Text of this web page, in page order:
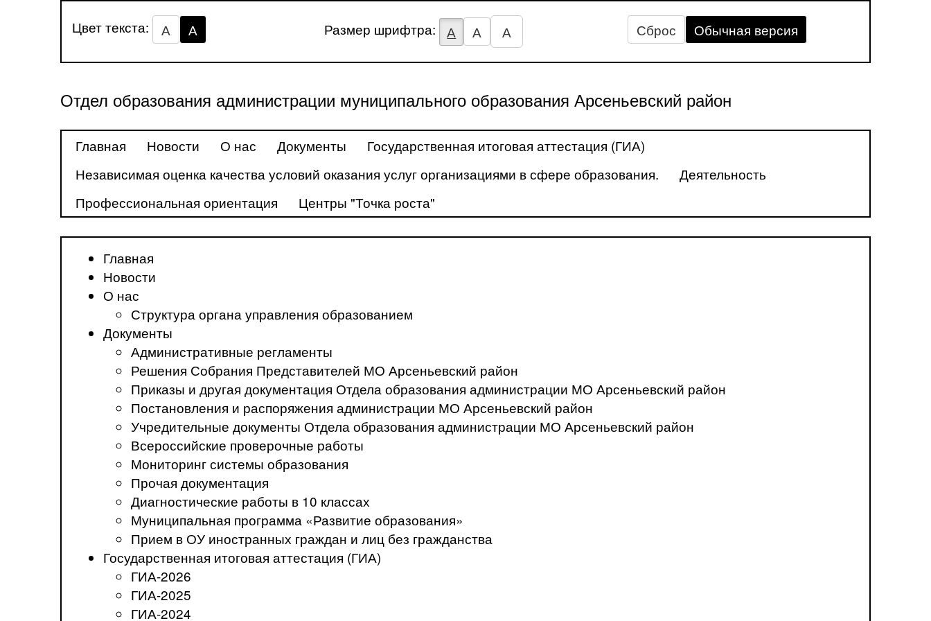
Цвет текста: А А Размер шрифтра: А А А Сброс Обычная версия
Отдел образования администрации муниципального образования Арсеньевский район
Главная Новости О нас Документы
Государственная итоговая аттестация (ГИА)
Независимая оценка качества условий оказания услуг организациями в сфере образования.
Деятельность
Профессиональная ориентация
Центры "Точка роста"
Главная
Новости
О нас
Структура органа управления образованием
Документы
Административные регламенты
Решения Собрания Представителей МО Арсеньевский район
Приказы и другая документация Отдела образования администрации МО Арсеньевский район
Постановления и распоряжения администрации МО Арсеньевский район
Учредительные документы Отдела образования администрации МО Арсеньевский район
Всероссийские проверочные работы
Мониторинг системы образования
Прочая документация
Диагностические работы в 10 классах
Муниципальная программа «Развитие образования»
Прием в ОУ иностранных граждан и лиц без гражданства
Государственная итоговая аттестация (ГИА)
ГИА-2026
ГИА-2025
ГИА-2024